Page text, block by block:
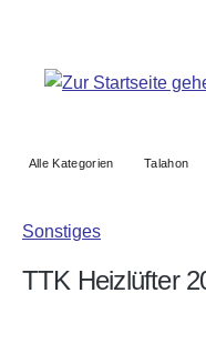
Alle Kategorien Talahon
Sonstiges
TTK Heizlüfter